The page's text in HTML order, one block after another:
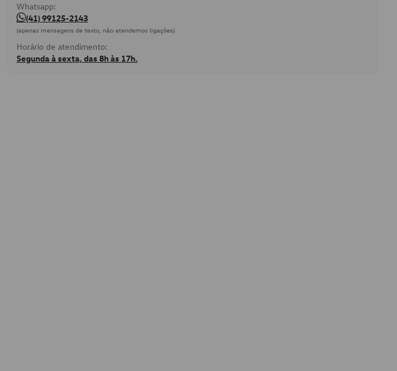
Whatsapp:
(41) 99125-2143
(apenas mensagens de texto, não atendemos ligações)
Horário de atendimento:
Segunda à sexta, das 8h às 17h.